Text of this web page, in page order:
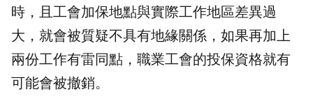
時，且工會加保地點與實際工作地區差異過
大，就會被質疑不具有地緣關係，如果再加上
兩份工作有雷同點，職業工會的投保資格就有
可能會被撤銷。